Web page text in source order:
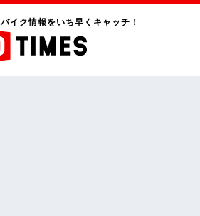
イク情報をいち早くキャッチ！